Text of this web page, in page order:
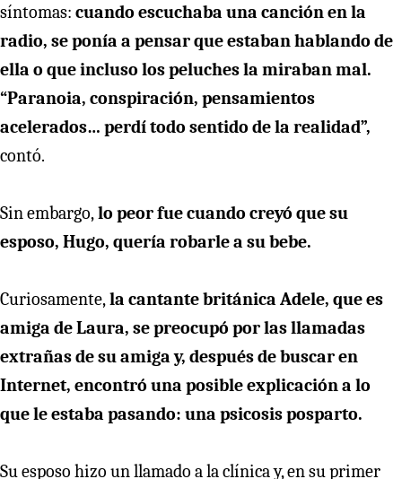
síntomas: cuando escuchaba una canción en la
radio, se ponía a pensar que estaban hablando de
ella o que incluso los peluches la miraban mal.
“Paranoia, conspiración, pensamientos
acelerados… perdí todo sentido de la realidad”,
contó.
Sin embargo,lo peor fue cuando creyó que su
esposo, Hugo, quería robarle a su bebe.
Curiosamente,la cantante británica Adele, que es
amiga de Laura, se preocupó por las llamadas
extrañas de su amiga y, después de buscar en
Internet, encontró una posible explicación a lo
que le estaba pasando: una psicosis posparto.
Su esposo hizo un llamado a la clínica y, en su primer